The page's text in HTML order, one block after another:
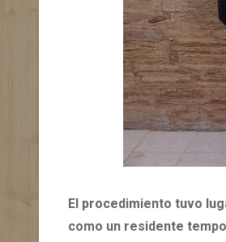
El procedimiento tuvo
como un residente